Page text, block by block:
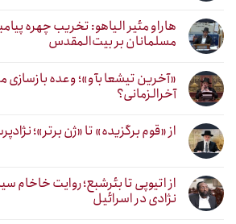
هاراو مئیر الیاهو: تخریب چهره
مسلمانان بر بیت‌المقدس
«آخرین تیشعا بآو»؛ وعده
آخرالزمانی؟
از «قوم برگزیده» تا «ژن برتر»؛
از اتیوپی تا بئرشبع؛ روایت خاخام
نژادی در اسرائیل